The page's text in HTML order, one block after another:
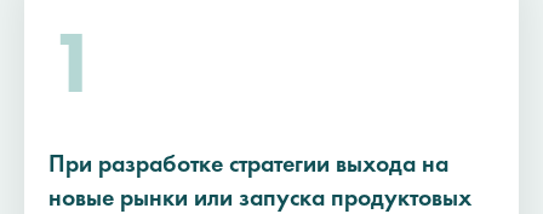
1
При разработке стратегии выхода на
новые рынки или запуска продуктовых